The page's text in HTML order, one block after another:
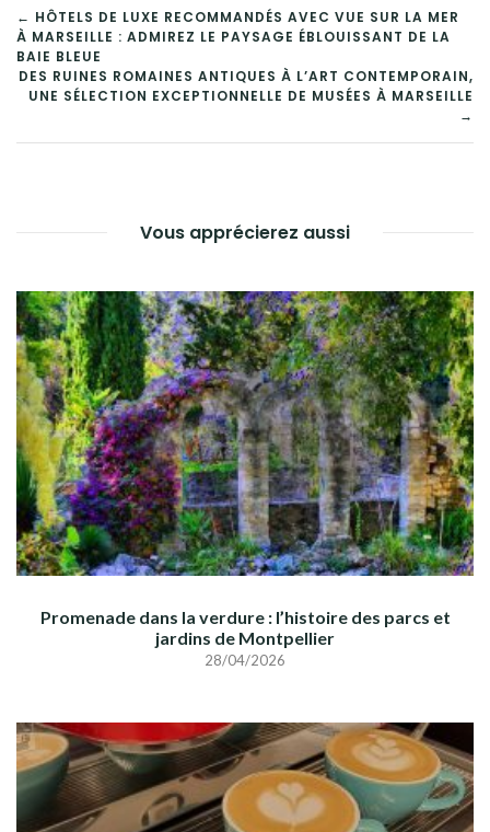
NAVIGATION
DE
L’ARTICLE
← HÔTELS DE LUXE RECOMMANDÉS AVEC VUE SUR LA MER
À MARSEILLE : ADMIREZ LE PAYSAGE ÉBLOUISSANT DE LA
BAIE BLEUE
DES RUINES ROMAINES ANTIQUES À L’ART CONTEMPORAIN,
UNE SÉLECTION EXCEPTIONNELLE DE MUSÉES À MARSEILLE
→
Vous apprécierez aussi
Promenade dans la verdure : l’histoire des parcs et
jardins de Montpellier
28/04/2026